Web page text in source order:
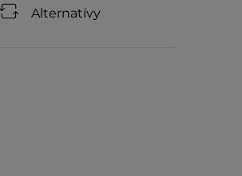
Alternatívy